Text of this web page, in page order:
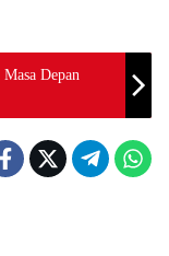
Depan